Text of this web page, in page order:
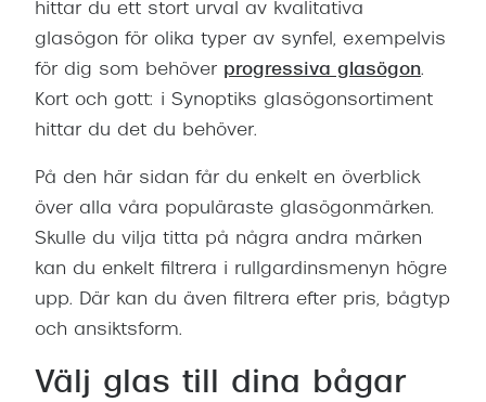
hittar du ett stort urval av kvalitativa
glasögon för olika typer av synfel, exempelvis
för dig som behöver progressiva glasögon.
Kort och gott: i Synoptiks glasögonsortiment
hittar du det du behöver.
På den här sidan får du enkelt en överblick
över alla våra populäraste glasögonmärken.
Skulle du vilja titta på några andra märken
kan du enkelt filtrera i rullgardinsmenyn högre
upp. Där kan du även filtrera efter pris, bågtyp
och ansiktsform.
Välj glas till dina bågar